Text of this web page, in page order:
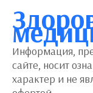
Информация,
сайте, носит
характер и не